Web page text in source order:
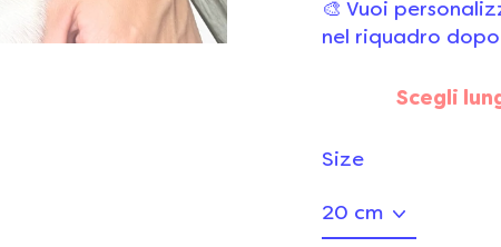
🎨 Vuoi
nel riquadro
Scegli
Size